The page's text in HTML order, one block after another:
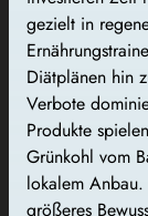
gezielt in
Diätplänen hin
Verbote
Produkte
Grünkohl vom
lokalem
größeres